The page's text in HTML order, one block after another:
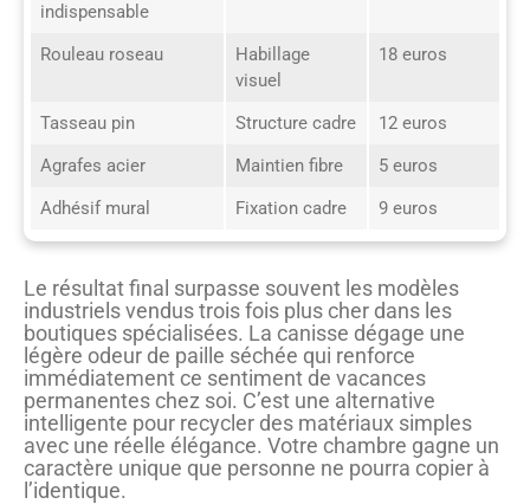
indispensable
Rouleau roseau
Habillage
visuel
18 euros
Tasseau pin Structure cadre
12 euros
Agrafes acier
Maintien fibre
5 euros
Adhésif mural
Fixation cadre 9 euros
Le résultat final surpasse souvent les modèles
industriels vendus trois fois plus cher dans les
boutiques spécialisées. La canisse dégage une
légère odeur de paille séchée qui renforce
immédiatement ce sentiment de vacances
permanentes chez soi. C’est une alternative
intelligente pour recycler des matériaux simples
avec une réelle élégance. Votre chambre gagne un
caractère unique que personne ne pourra copier à
l’identique.